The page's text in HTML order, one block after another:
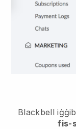
Blackbell
fis-